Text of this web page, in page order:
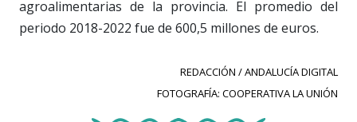
agroalimentarias de la provincia. El promedio del
periodo 2018-2022 fue de 600,5 millones de euros.
REDACCIÓN / ANDALUCÍA DIGITAL
FOTOGRAFÍA: COOPERATIVA LA UNIÓN